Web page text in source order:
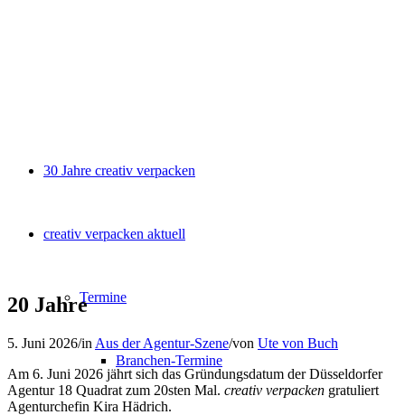
30 Jahre creativ verpacken
creativ verpacken aktuell
Termine
Branchen-Termine
20 Jahre
5. Juni 2026/in Aus der Agentur-Szene/von Ute von Buch
Am 6. Juni 2026 jährt sich das Gründungsdatum der Düsseldorfer
Agentur 18 Quadrat zum 20sten Mal. creativ verpacken gratuliert
Agenturchefin Kira Hädrich.